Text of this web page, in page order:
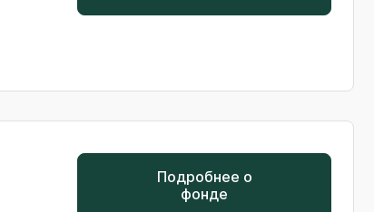
Подробнее о
фонде